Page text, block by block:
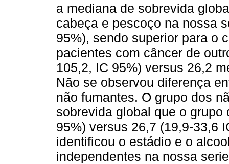
a mediana de sobrevida
cabeça e pescoço na nossa
95%), sendo superior para o
pacientes com câncer de
105,2, IC 95%) versus 26,2
Não se observou diferença
não fumantes. O grupo dos
sobrevida global que o
95%) versus 26,7 (19,9-33,6
identificou o estádio e o
independentes na nossa